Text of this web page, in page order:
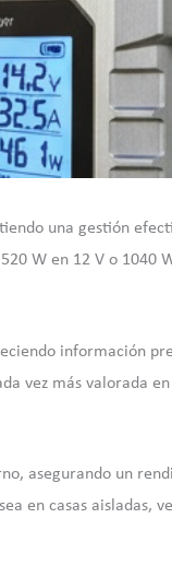
una gestión
W en 12 V o 1040
información
vez más valorada
asegurando un
en casas aisladas,